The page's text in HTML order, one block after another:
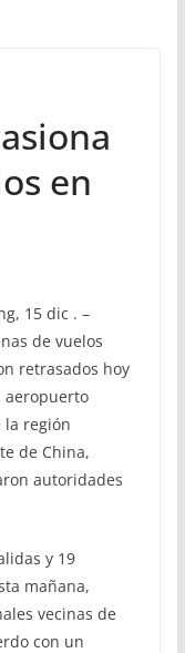
en
15 dic . –
de vuelos
retrasados hoy
aeropuerto
región
de China,
autoridades
y 19
mañana,
vecinas de
con un